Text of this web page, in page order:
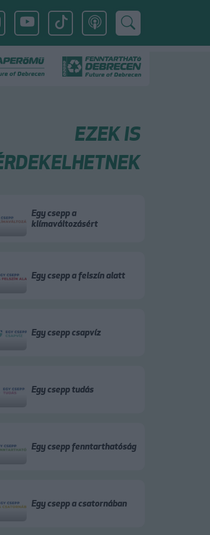
EZEK IS
Egy csepp a
klímaváltozásért
Egy csepp a felszín alatt
Egy csepp csapvíz
Egy csepp tudás
Egy csepp fenntarthatóság
Egy csepp a csatornában